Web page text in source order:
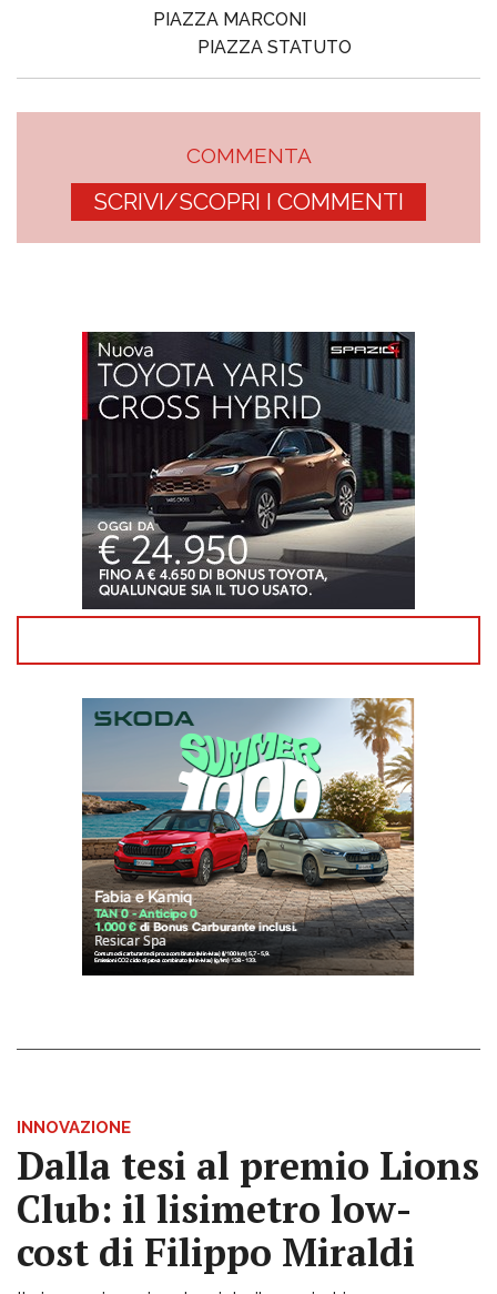
PIAZZA MARCONI
PIAZZA STATUTO
COMMENTA
SCRIVI/SCOPRI I COMMENTI
INNOVAZIONE
Dalla tesi al premio Lions
Club: il lisimetro low-
cost di Filippo Miraldi